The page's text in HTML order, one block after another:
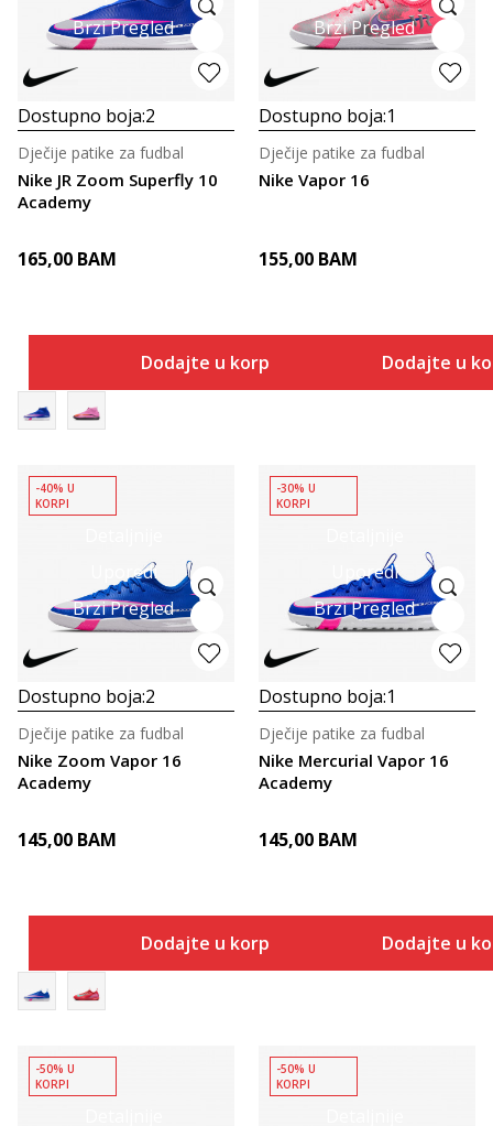
Brzi Pregled
Dostupno boja:2
Nike JR Zoom Superfly 10
Academy
Dječije patike za fudbal
165,00 BAM
Dodajte u korpu
Brzi Pregled
Dostupno boja:1
Nike Vapor 16
Dječije patike za fudbal
155,00 BAM
Dodajte u
Uporedi
Brzi Pregled
-40% U
KORPI
Dostupno boja:2
Nike Zoom Vapor 16
Academy
Dječije patike za fudbal
145,00 BAM
Dodajte u korpu
Uporedi
Brzi Pregled
-30% U
KORPI
Dostupno boja:1
Nike Mercurial Vapor 16
Academy
Dječije patike za fudbal
145,00 BAM
Dodajte u
-50% U
KORPI
-50% U
KORPI